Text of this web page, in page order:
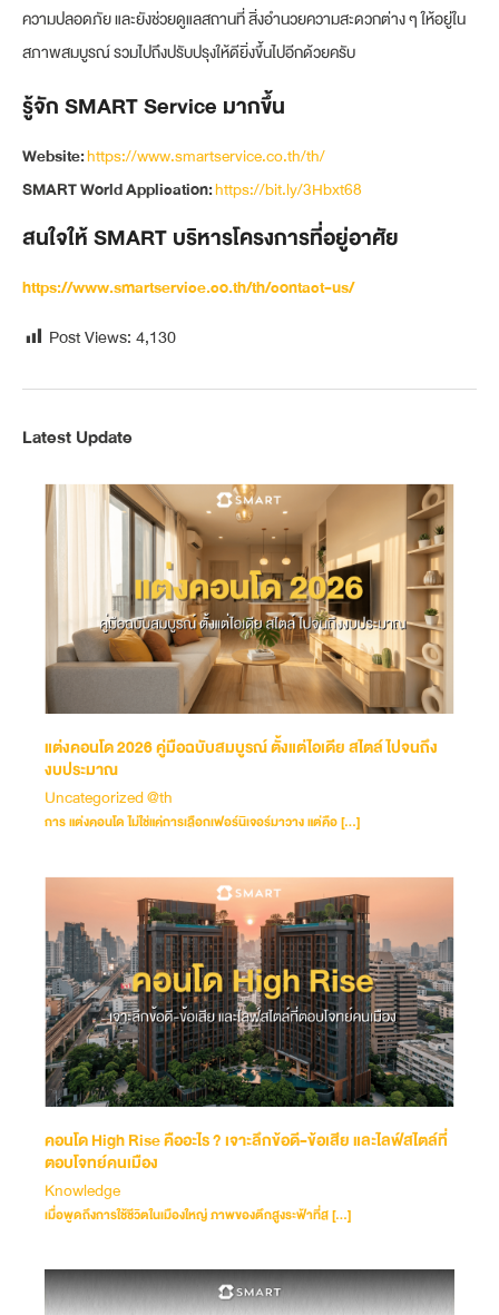
ความปลอดภัย และยังช่วยดูแลสถานที่ สิ่งอำนวยความสะดวกต่าง ๆ ให้อยู่ใน
สภาพสมบูรณ์ รวมไปถึงปรับปรุงให้ดียิ่งขึ้นไปอีกด้วยครับ
รู้จัก SMART Service มากขึ้น
Website:https://www.smartservice.co.th/th/
SMART World Application:https://bit.ly/3Hbxt68
สนใจให้ SMART บริหารโครงการที่อยู่อาศัย
https://www.smartservice.co.th/th/contact-us/
Post Views: 4,130
Latest Update
แต่งคอนโด 2026 คู่มือฉบับสมบูรณ์ ตั้งแต่ไอเดีย สไตล์ ไปจนถึง
งบประมาณ
Uncategorized @th
การ แต่งคอนโด ไม่ใช่แค่การเลือกเฟอร์นิเจอร์มาวาง แต่คือ […]
คอนโด High Rise คืออะไร ? เจาะลึกข้อดี-ข้อเสีย และไลฟ์สไตล์ที่
ตอบโจทย์คนเมือง
Knowledge
เมื่อพูดถึงการใช้ชีวิตในเมืองใหญ่ ภาพของตึกสูงระฟ้าที่ส […]